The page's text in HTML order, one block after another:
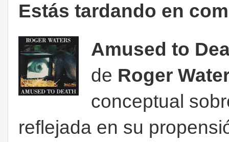
Estás tardando en
Amused to
de Roger
conceptual
reflejada en su